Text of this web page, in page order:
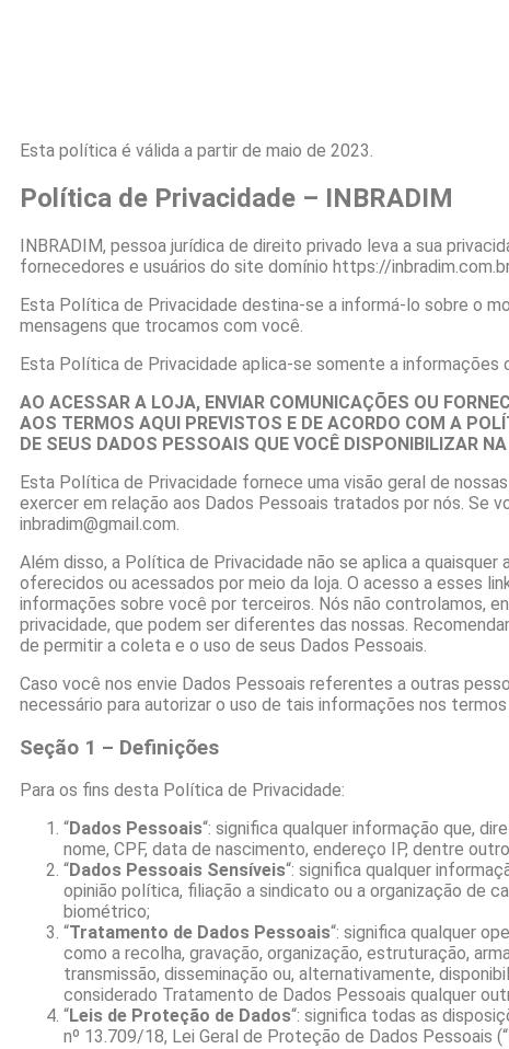
Esta política é válida a partir de maio de 2023.
Política de Privacidade – INBRADIM
INBRADIM, pessoa jurídica de direito privado leva a sua
fornecedores e usuários do site domínio https://
Esta Política de Privacidade destina-se a informá-lo sobre o
mensagens que trocamos com você.
Esta Política de Privacidade aplica-se somente a informações
AO ACESSAR A LOJA, ENVIAR COMUNICAÇÕES OU
AOS TERMOS AQUI PREVISTOS E DE ACORDO COM A
DE SEUS DADOS PESSOAIS QUE VOCÊ DISPONIBILIZAR
Esta Política de Privacidade fornece uma visão geral de
exercer em relação aos Dados Pessoais tratados por nós. Se
inbradim@gmail.com.
Além disso, a Política de Privacidade não se aplica a
oferecidos ou acessados por meio da loja. O acesso a esses
informações sobre você por terceiros. Nós não controlamos,
privacidade, que podem ser diferentes das nossas.
de permitir a coleta e o uso de seus Dados Pessoais.
Caso você nos envie Dados Pessoais referentes a outras
necessário para autorizar o uso de tais informações nos
Seção 1 – Definições
Para os fins desta Política de Privacidade:
“Dados Pessoais“: significa qualquer informação que,
nome, CPF, data de nascimento, endereço IP, dentre
“Dados Pessoais Sensíveis“: significa qualquer
opinião política, filiação a sindicato ou a organização de
biométrico;
“Tratamento de Dados Pessoais“: significa qualquer
como a recolha, gravação, organização, estruturação,
transmissão, disseminação ou, alternativamente,
considerado Tratamento de Dados Pessoais qualquer
“Leis de Proteção de Dados“: significa todas as
nº 13.709/18, Lei Geral de Proteção de Dados Pessoais (“